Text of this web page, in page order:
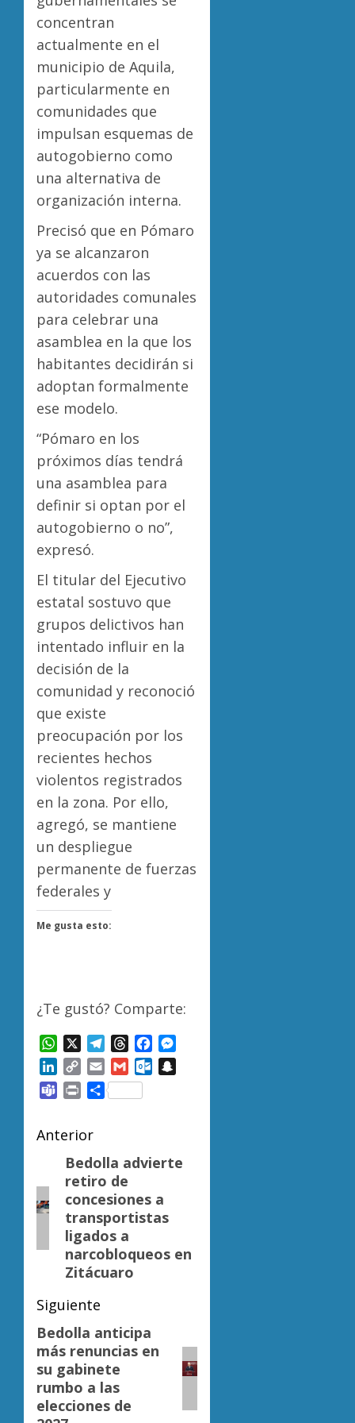
concentran
actualmente en el
municipio de Aquila,
particularmente en
comunidades que
impulsan esquemas de
autogobierno como
una alternativa de
organización interna.
Precisó que en Pómaro
ya se alcanzaron
acuerdos con las
autoridades comunales
para celebrar una
asamblea en la que los
habitantes decidirán si
adoptan formalmente
ese modelo.
“Pómaro en los
próximos días tendrá
una asamblea para
definir si optan por el
autogobierno o no”,
expresó.
El titular del Ejecutivo
estatal sostuvo que
grupos delictivos han
intentado influir en la
decisión de la
comunidad y reconoció
que existe
preocupación por los
recientes hechos
violentos registrados
en la zona. Por ello,
agregó, se mantiene
un despliegue
permanente de fuerzas
federales y
Me gusta esto:
¿Te gustó? Comparte:
WhatsAppTelegram
ThreadsFacebook
LinkedIn
Copy
Link
Email GmailOutlook.com
TeamsPrintCompartir
Navegación
entradas
Anterior
Entrada
anterior:
Bedolla advierte
retiro de
concesiones a
transportistas
ligados a
narcobloqueos en
Zitácuaro
Siguiente
Siguiente
entrada:
Bedolla anticipa
más renuncias en
su gabinete
rumbo a las
elecciones de